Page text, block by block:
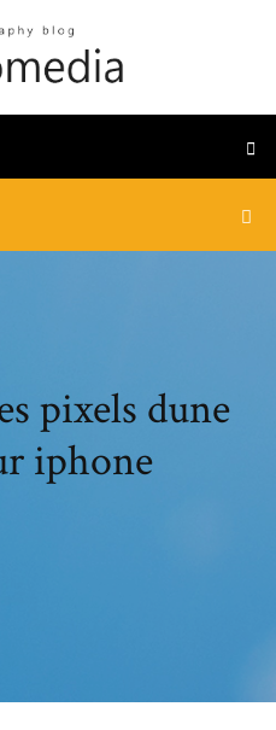
pixels dune
iphone